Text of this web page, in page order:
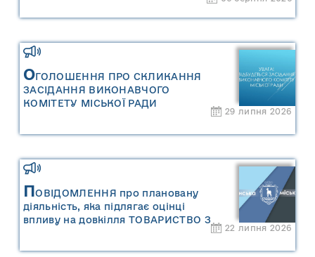
управління відходами Сарненської
міської територіальної громади»
ОГОЛОШЕННЯ ПРО СКЛИКАННЯ
ЗАСІДАННЯ ВИКОНАВЧОГО
КОМІТЕТУ МІСЬКОЇ РАДИ
29 липня 2026
ПОВІДОМЛЕННЯ про плановану
діяльність, яка підлягає оцінці
впливу на довкілля ТОВАРИСТВО З
22 липня 2026